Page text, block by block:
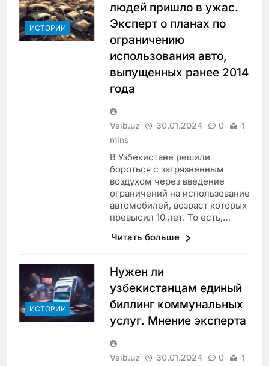
ИСТОРИИ
людей пришло в ужас.
Эксперт о планах по
ограничению
использования авто,
выпущенных ранее 2014
года
Vaib.uz 30.01.2024 0
1
mins
В Узбекистане решили
бороться с загрязненным
воздухом через введение
ограничений на использование
автомобилей, возраст которых
превысил 10 лет. То есть,…
Читать больше
ИСТОРИИ
Нужен ли
узбекистанцам единый
биллинг коммунальных
услуг. Мнение эксперта
Vaib.uz 30.01.2024 0
1